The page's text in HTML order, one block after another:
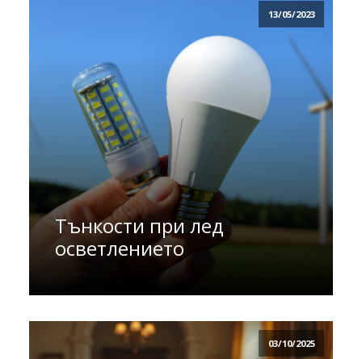
13/05/2023
Тънкости при лед
осветлението
03/10/2025